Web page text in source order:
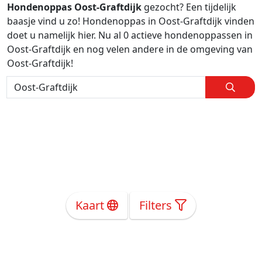
Hondenoppas Oost-Graftdijk gezocht? Een tijdelijk
baasje vind u zo! Hondenoppas in Oost-Graftdijk vinden
doet u namelijk hier. Nu al 0 actieve hondenoppassen in
Oost-Graftdijk en nog velen andere in de omgeving van
Oost-Graftdijk!
Kaart Filters